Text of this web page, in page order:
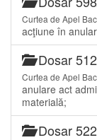
Curtea de Apel
acţiune în
Dosar
Curtea de Apel
anulare act
materială;
Dosar